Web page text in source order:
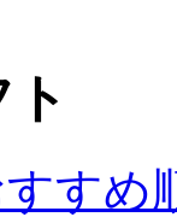
すめ